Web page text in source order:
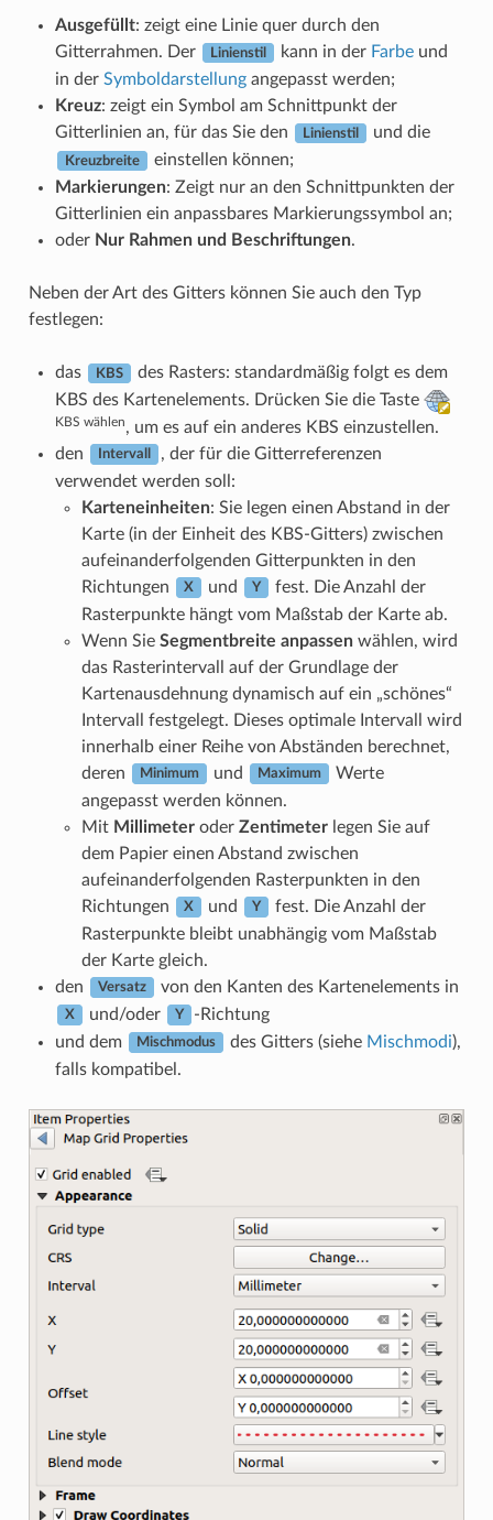
Ausgefüllt: zeigt eine Linie quer durch den
Gitterrahmen. Der
Linienstil kann in der Farbeund
in der Symboldarstellungangepasst werden;
Kreuz: zeigt ein Symbol am Schnittpunkt der
Gitterlinien an, für das Sie den
Linienstil und die
Kreuzbreite
einstellen können;
Markierungen: Zeigt nur an den Schnittpunkten der
Gitterlinien ein anpassbares Markierungssymbol an;
oder Nur Rahmen und Beschriftungen.
Neben der Art des Gitters können Sie auch den Typ
festlegen:
das KBS
des Rasters: standardmäßig folgt es dem
KBS des Kartenelements. Drücken Sie die Taste
KBS wählen, um es auf ein anderes KBS einzustellen.
den
Intervall
, der für die Gitterreferenzen
verwendet werden soll:
Karteneinheiten: Sie legen einen Abstand in der
Karte (in der Einheit des KBS-Gitters) zwischen
aufeinanderfolgenden Gitterpunkten in den
Richtungen
X und Y
fest. Die Anzahl der
Rasterpunkte hängt vom Maßstab der Karte ab.
Wenn Sie Segmentbreite anpassenwählen, wird
das Rasterintervall auf der Grundlage der
Kartenausdehnung dynamisch auf ein „schönes“
Intervall festgelegt. Dieses optimale Intervall wird
innerhalb einer Reihe von Abständen berechnet,
deren
Minimum und Maximum
Werte
angepasst werden können.
Mit Millimeteroder Zentimeterlegen Sie auf
dem Papier einen Abstand zwischen
aufeinanderfolgenden Rasterpunkten in den
Richtungen
X und Y
fest. Die Anzahl der
Rasterpunkte bleibt unabhängig vom Maßstab
der Karte gleich.
den
Versatz von den Kanten des Kartenelements in
X und/oder Y
-Richtung
und dem
Mischmodus des Gitters (siehe Mischmodi),
falls kompatibel.